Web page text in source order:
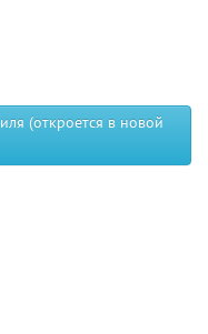
(откроется в новой